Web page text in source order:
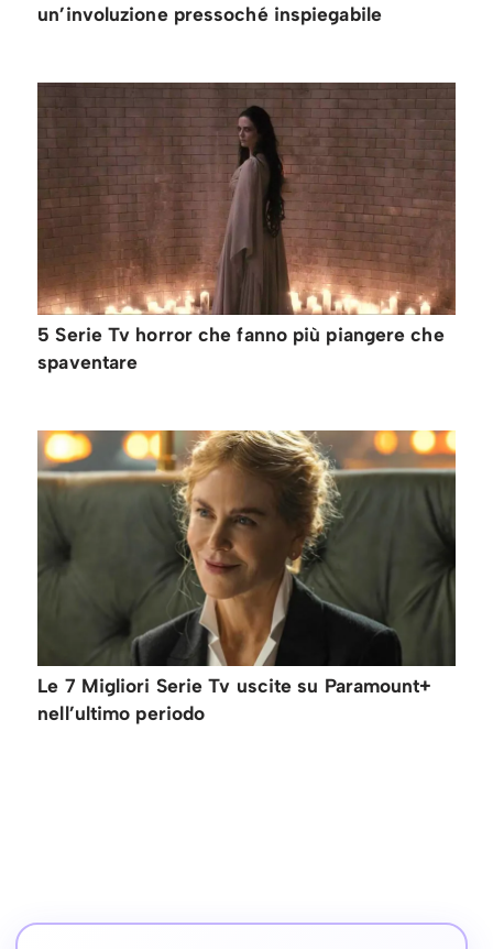
un’involuzione pressoché inspiegabile
5 Serie Tv horror che fanno più piangere che
spaventare
Le 7 Migliori Serie Tv uscite su Paramount+
nell’ultimo periodo